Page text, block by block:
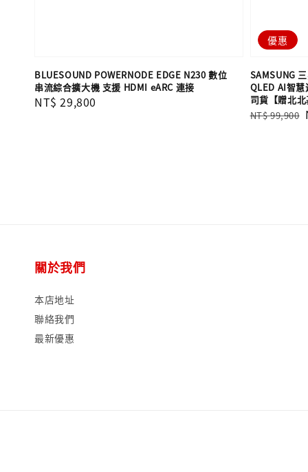
BLUESOUND POWERNODE EDGE N230 數位
串流綜合擴大機 支援 HDMI eARC 連接
Regular
NT$ 29,800
優惠
SAMSUNG
QLED AI智慧
司貨【贈北
Regular
NT$ 99,900
關於我們
本店地址
聯絡我們
最新優惠